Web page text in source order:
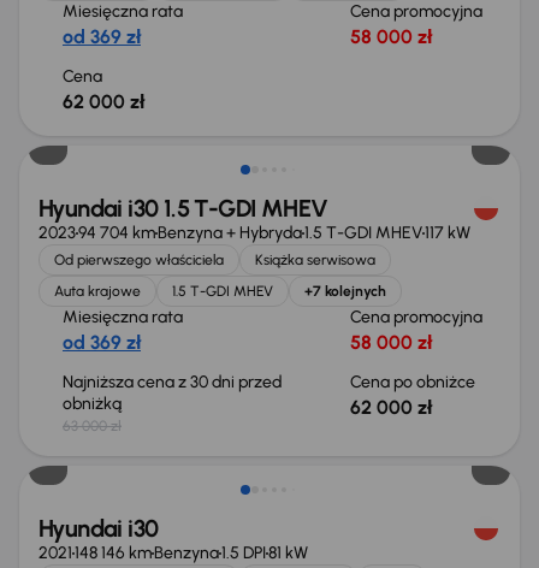
Miesięczna rata
od 369 zł
Cena promocyjna
58 000 zł
Cena
62 000 zł
Taniej o 1 000 zł
Hyundai i30 1.5 T-GDI MHEV
202394 704 kmBenzyna + Hybryda1.5 T-GDI MHEV117 kW
Od pierwszego właściciela
Książka serwisowa
Auta krajowe
1.5 T-GDI MHEV +7 kolejnych
Miesięczna rata
od 369 zł
Cena promocyjna
58 000 zł
Najniższa cena z 30 dni przed
obniżką
63 000 zł
Cena po obniżce
62 000 zł
Możliwość odliczenia VAT
Hyundai i30
2021148 146 kmBenzyna1.5 DPI81 kW